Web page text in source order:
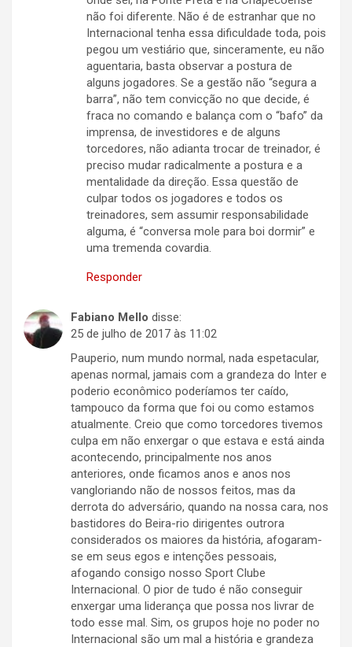
não foi diferente. Não é de estranhar que no
Internacional tenha essa dificuldade toda, pois
pegou um vestiário que, sinceramente, eu não
aguentaria, basta observar a postura de
alguns jogadores. Se a gestão não “segura a
barra”, não tem convicção no que decide, é
fraca no comando e balança com o “bafo” da
imprensa, de investidores e de alguns
torcedores, não adianta trocar de treinador, é
preciso mudar radicalmente a postura e a
mentalidade da direção. Essa questão de
culpar todos os jogadores e todos os
treinadores, sem assumir responsabilidade
alguma, é “conversa mole para boi dormir” e
uma tremenda covardia.
Responder
Fabiano Mello disse:
25 de julho de 2017 às 11:02
Pauperio, num mundo normal, nada espetacular,
apenas normal, jamais com a grandeza do Inter e
poderio econômico poderíamos ter caído,
tampouco da forma que foi ou como estamos
atualmente. Creio que como torcedores tivemos
culpa em não enxergar o que estava e está ainda
acontecendo, principalmente nos anos
anteriores, onde ficamos anos e anos nos
vangloriando não de nossos feitos, mas da
derrota do adversário, quando na nossa cara, nos
bastidores do Beira-rio dirigentes outrora
considerados os maiores da história, afogaram-
se em seus egos e intenções pessoais,
afogando consigo nosso Sport Clube
Internacional. O pior de tudo é não conseguir
enxergar uma liderança que possa nos livrar de
todo esse mal. Sim, os grupos hoje no poder no
Internacional são um mal a história e grandeza